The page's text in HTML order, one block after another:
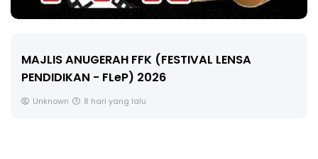
MAJLIS ANUGERAH FFK (FESTIVAL LENSA
PENDIDIKAN - FLeP) 2026
Unknown 8 hari yang lalu